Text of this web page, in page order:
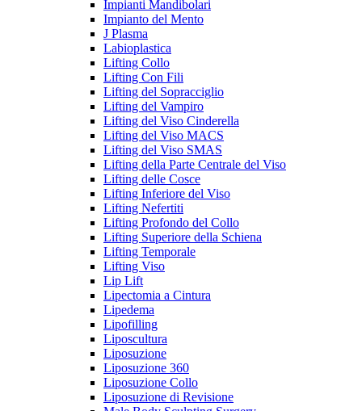
Impianti Mandibolari
Impianto del Mento
J Plasma
Labioplastica
Lifting Collo
Lifting Con Fili
Lifting del Sopracciglio
Lifting del Vampiro
Lifting del Viso Cinderella
Lifting del Viso MACS
Lifting del Viso SMAS
Lifting della Parte Centrale del Viso
Lifting delle Cosce
Lifting Inferiore del Viso
Lifting Nefertiti
Lifting Profondo del Collo
Lifting Superiore della Schiena
Lifting Temporale
Lifting Viso
Lip Lift
Lipectomia a Cintura
Lipedema
Lipofilling
Liposcultura
Liposuzione
Liposuzione 360
Liposuzione Collo
Liposuzione di Revisione